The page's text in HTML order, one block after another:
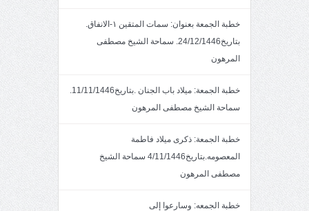
خطبة الجمعة بعنوان: سمات المتقين ١-الانفاق.
بتاريخ24/12/1446. سماحة الشيخ مصطفى
المرهون
خطبة الجمعة: ميلاد باب الجنان .بتاريخ11/11/1446.
سماحة الشيخ مصطفى المرهون
خطبة الجمعة: ذكرى ميلاد فاطمة
المعصومه.بتاريخ4/11/1446 سماحة الشيخ
مصطفى المرهون
خطبة الجمعه: وسارعوا إلى